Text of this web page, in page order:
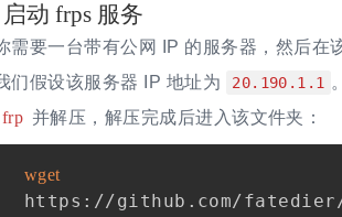
启动 frps 服务
需要一台带有公网 IP 的服务器，然后在
们假设该服务器 IP 地址为
20.190.1.1
frp 并解压，解压完成后进入该文件夹：
wget